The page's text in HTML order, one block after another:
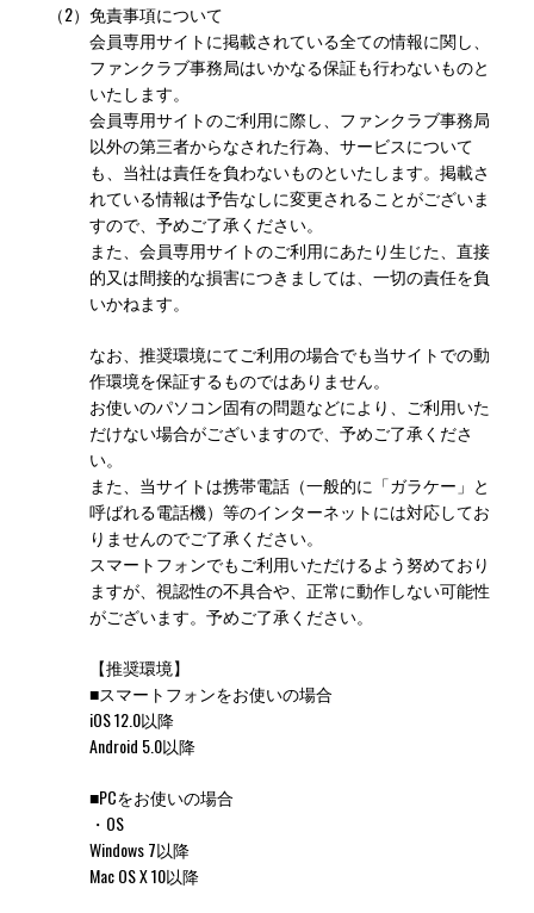
（2） 免責事項について
会員専用サイトに掲載されている全ての情報に関し、
ファンクラブ事務局はいかなる保証も行わないものと
いたします。
会員専用サイトのご利用に際し、ファンクラブ事務局
以外の第三者からなされた行為、サービスについて
も、当社は責任を負わないものといたします。掲載さ
れている情報は予告なしに変更されることがございま
すので、予めご了承ください。
また、会員専用サイトのご利用にあたり生じた、直接
的又は間接的な損害につきましては、一切の責任を負
いかねます。
なお、推奨環境にてご利用の場合でも当サイトでの動
作環境を保証するものではありません。
お使いのパソコン固有の問題などにより、ご利用いた
だけない場合がございますので、予めご了承くださ
い。
また、当サイトは携帯電話（一般的に「ガラケー」と
呼ばれる電話機）等のインターネットには対応してお
りませんのでご了承ください。
スマートフォンでもご利用いただけるよう努めており
ますが、視認性の不具合や、正常に動作しない可能性
がございます。予めご了承ください。
【推奨環境】
■スマートフォンをお使いの場合
iOS 12.0以降
Android 5.0以降
■PCをお使いの場合
・OS
Windows 7以降
Mac OS X 10以降